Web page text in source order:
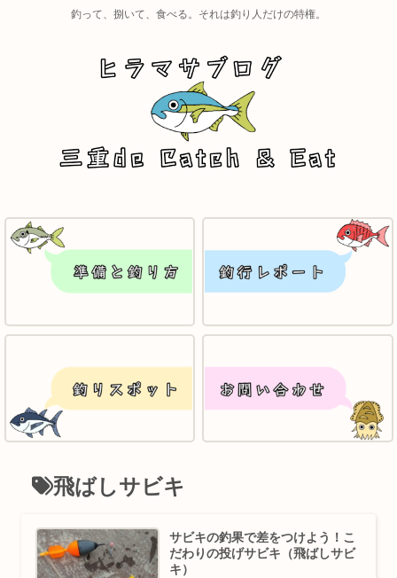
釣って、捌いて、食べる。それは釣り人だけの特権。
飛ばしサビキ
サビキの釣果で差をつけよう！こ
だわりの投げサビキ（飛ばしサビ
キ）